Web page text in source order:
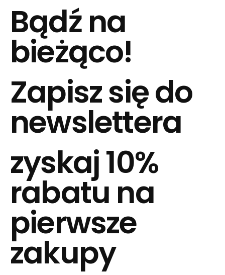
Bądź na
bieżąco!
Zapisz się do
newslettera
zyskaj 10%
rabatu na
pierwsze
zakupy